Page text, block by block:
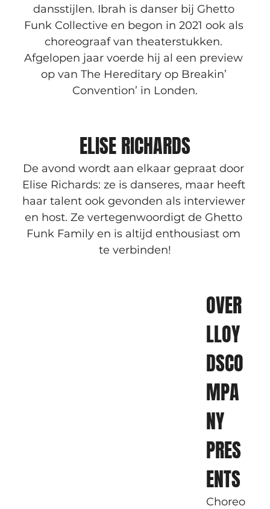
dansstijlen. Ibrah is danser bij Ghetto
Funk Collective en begon in 2021 ook als
choreograaf van theaterstukken.
Afgelopen jaar voerde hij al een preview
op van The Hereditary op Breakin’
Convention’ in Londen.
ELISE RICHARDS
De avond wordt aan elkaar gepraat door
Elise Richards: ze is danseres, maar heeft
haar talent ook gevonden als interviewer
en host. Ze vertegenwoordigt de Ghetto
Funk Family en is altijd enthousiast om
te verbinden!
OVER
LLOY
DSCO
MPA
NY
PRES
ENTS
Choreo